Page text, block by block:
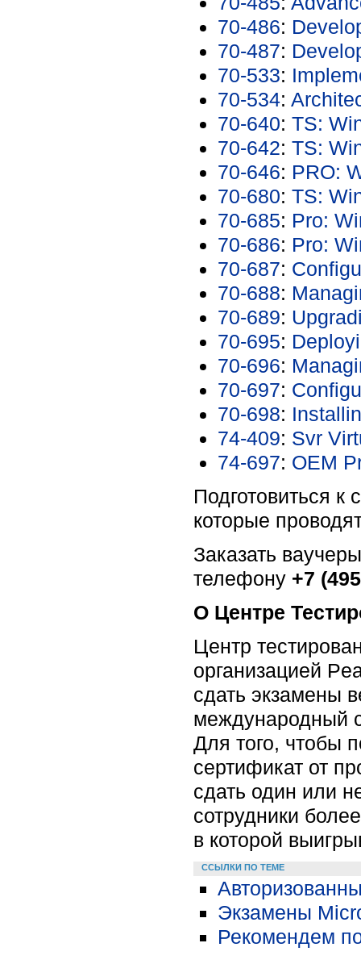
70-486:
70-487:
70-533:
70-534:
70-640: TS:
70-642: TS:
70-646: PRO:
70-680: TS:
70-685: Pro:
70-686: Pro:
70-687:
70-688:
70-689:
70-695:
70-696:
70-697:
70-698:
74-409: Svr
74-697: OEM
Подготовиться
которые
Заказать
телефону +7
О Центре
Центр
организацией
сдать экзамены
международный
Для того, чтобы
сертификат от
сдать один или
сотрудники
в которой
ССЫЛКИ ПО ТЕМЕ
Экзамены
Рекомендем